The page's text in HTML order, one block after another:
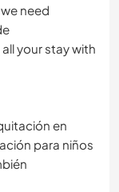
need
your stay with
en
para niños